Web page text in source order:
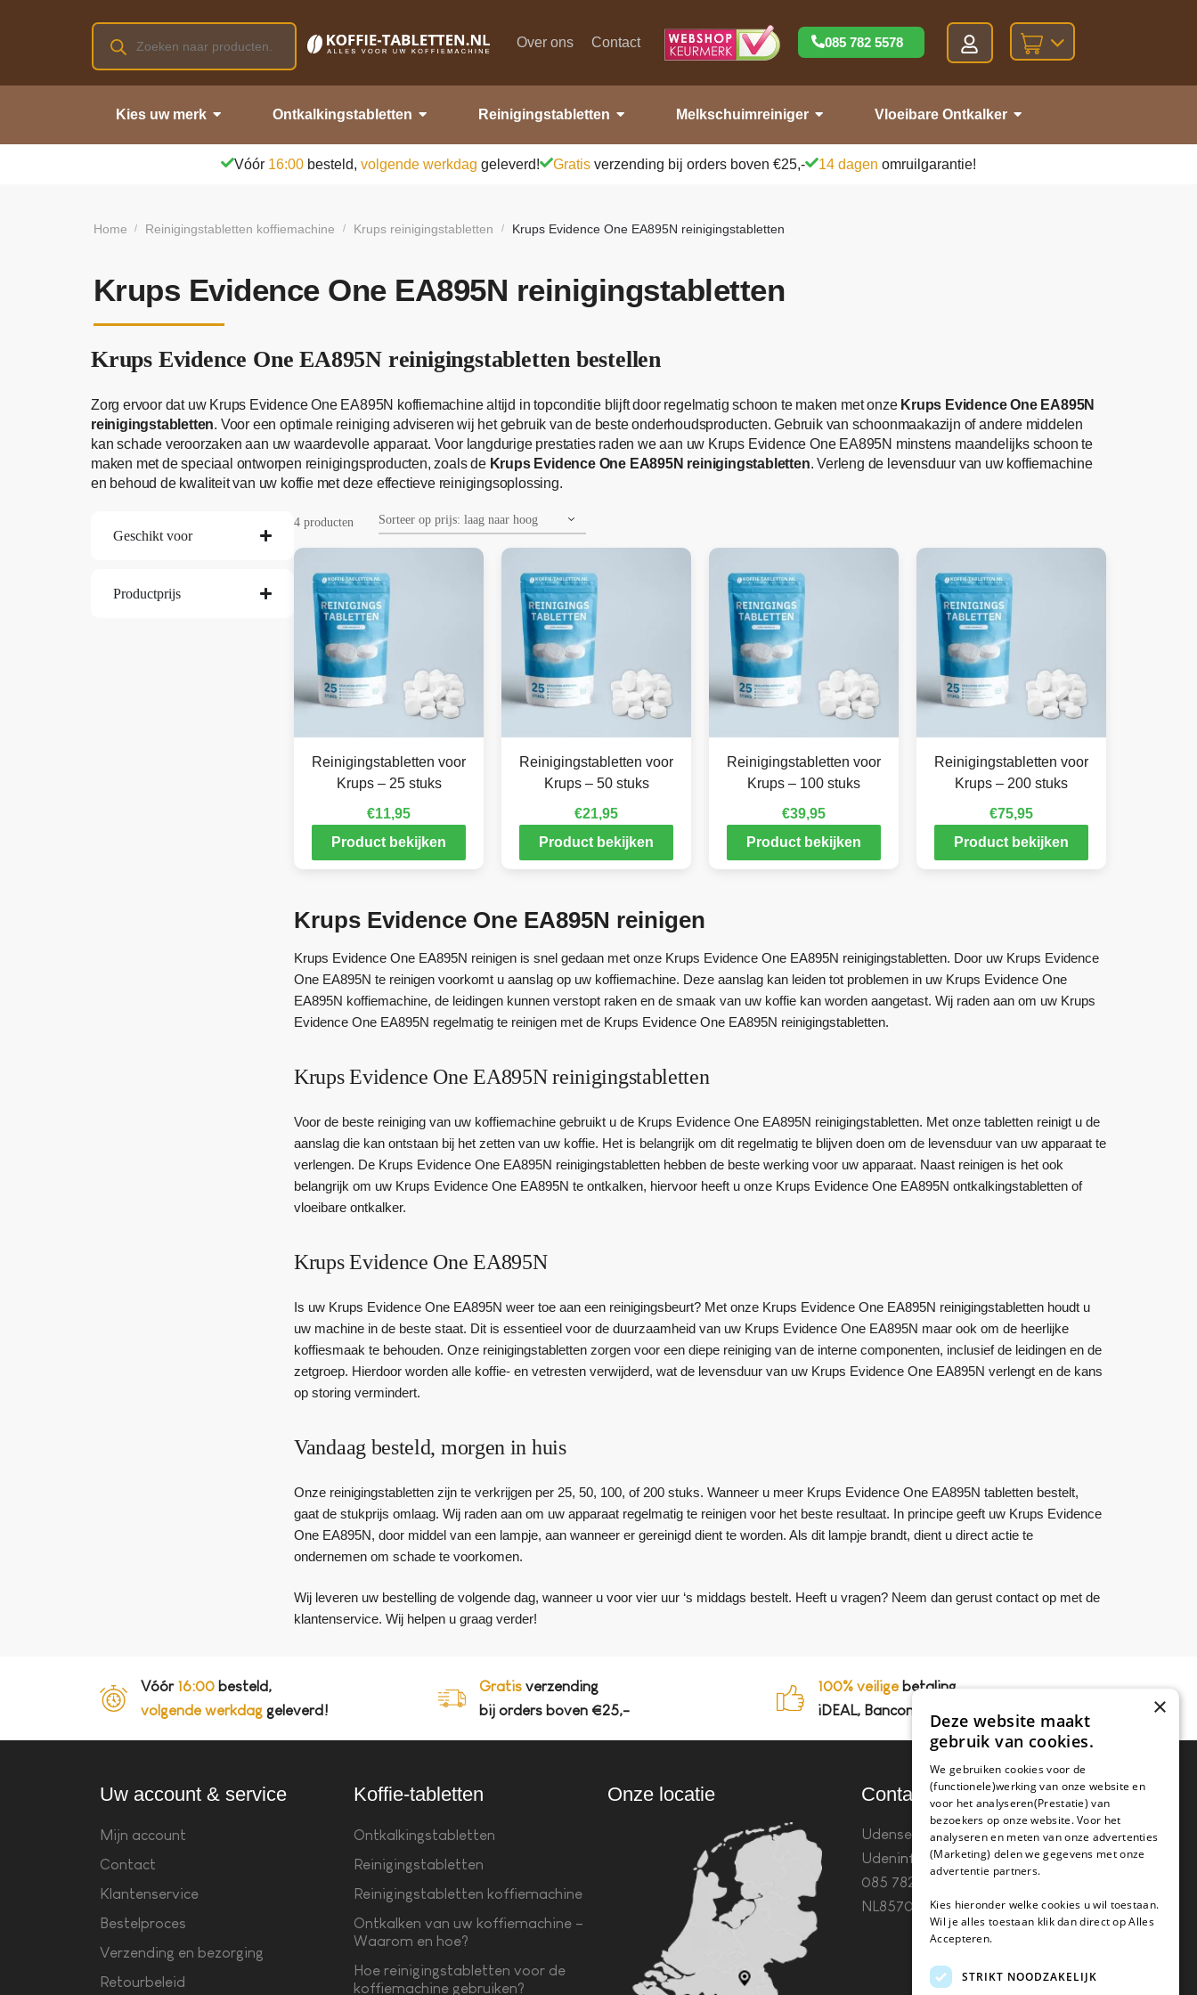
Over ons Contact 085 782 5578
Kies uw merk Ontkalkingstabletten Reinigingstabletten Melkschuimreiniger Vloeibare Ontkalker
Vóór 16:00 besteld, volgende werkdag geleverd! Gratis verzending bij orders boven €25,- 14 dagen omruilgarantie!
Home / Reinigingstabletten koffiemachine / Krups reinigingstabletten / Krups Evidence One EA895N reinigingstabletten
Krups Evidence One EA895N reinigingstabletten
Krups Evidence One EA895N reinigingstabletten bestellen
Zorg ervoor dat uw Krups Evidence One EA895N koffiemachine altijd in topconditie blijft door regelmatig schoon te maken met onze Krups Evidence One EA895N
reinigingstabletten. Voor een optimale reiniging adviseren wij het gebruik van de beste onderhoudsproducten. Gebruik van schoonmaakazijn of andere middelen
kan schade veroorzaken aan uw waardevolle apparaat. Voor langdurige prestaties raden we aan uw Krups Evidence One EA895N minstens maandelijks schoon te
maken met de speciaal ontworpen reinigingsproducten, zoals deKrups Evidence One EA895N reinigingstabletten. Verleng de levensduur van uw koffiemachine
en behoud de kwaliteit van uw koffie met deze effectieve reinigingsoplossing.
Geschikt voor
Productprijs
4 producten
Reinigingstabletten voor
Krups – 25 stuks
€11,95
Product bekijken
Reinigingstabletten voor
Krups – 50 stuks
€21,95
Product bekijken
Reinigingstabletten voor
Krups – 100 stuks
€39,95
Product bekijken
Reinigingstabletten voor
Krups – 200 stuks
€75,95
Product bekijken
Krups Evidence One EA895N reinigen
Krups Evidence One EA895N reinigen is snel gedaan met onze Krups Evidence One EA895N reinigingstabletten. Door uw Krups Evidence
One EA895N te reinigen voorkomt u aanslag op uw koffiemachine. Deze aanslag kan leiden tot problemen in uw Krups Evidence One
EA895N koffiemachine, de leidingen kunnen verstopt raken en de smaak van uw koffie kan worden aangetast. Wij raden aan om uw Krups
Evidence One EA895N regelmatig te reinigen met de Krups Evidence One EA895N reinigingstabletten.
Krups Evidence One EA895N reinigingstabletten
Voor de beste reiniging van uw koffiemachine gebruikt u de Krups Evidence One EA895N reinigingstabletten. Met onze tabletten reinigt u de
aanslag die kan ontstaan bij het zetten van uw koffie. Het is belangrijk om dit regelmatig te blijven doen om de levensduur van uw apparaat te
verlengen. De Krups Evidence One EA895N reinigingstabletten hebben de beste werking voor uw apparaat. Naast reinigen is het ook
belangrijk om uw Krups Evidence One EA895N te ontkalken, hiervoor heeft u onze Krups Evidence One EA895N ontkalkingstabletten of
vloeibare ontkalker.
Krups Evidence One EA895N
Is uw Krups Evidence One EA895N weer toe aan een reinigingsbeurt? Met onze Krups Evidence One EA895N reinigingstabletten houdt u
uw machine in de beste staat. Dit is essentieel voor de duurzaamheid van uw Krups Evidence One EA895N maar ook om de heerlijke
koffiesmaak te behouden. Onze reinigingstabletten zorgen voor een diepe reiniging van de interne componenten, inclusief de leidingen en de
zetgroep. Hierdoor worden alle koffie- en vetresten verwijderd, wat de levensduur van uw Krups Evidence One EA895N verlengt en de kans
op storing vermindert.
Vandaag besteld, morgen in huis
Onze reinigingstabletten zijn te verkrijgen per 25, 50, 100, of 200 stuks. Wanneer u meer Krups Evidence One EA895N tabletten bestelt,
gaat de stukprijs omlaag. Wij raden aan om uw apparaat regelmatig te reinigen voor het beste resultaat. In principe geeft uw Krups Evidence
One EA895N, door middel van een lampje, aan wanneer er gereinigd dient te worden. Als dit lampje brandt, dient u direct actie te
ondernemen om schade te voorkomen.
Wij leveren uw bestelling de volgende dag, wanneer u voor vier uur ‘s middags bestelt. Heeft u vragen? Neem dan gerust contact op met de
klantenservice. Wij helpen u graag verder!
Vóór 16:00 besteld,
volgende werkdag geleverd!
Gratis verzending
bij orders boven €25,-
100% veiligebetaling,
iDEAL, Bancontact en op rekening
Uw account & service
Mijn account
Contact
Klantenservice
Bestelproces
Verzending en bezorging
Retourbeleid
Koffie-tabletten
Ontkalkingstabletten
Reinigingstabletten
Reinigingstabletten koffiemachine
Ontkalken van uw koffiemachine –
Waarom en hoe?
Hoe reinigingstabletten voor de
koffiemachine gebruiken?
Onze locatie Contact
Udenseweg 8B 5405 PA
Udeninfo(@)koffie-tabletten.nlTel.
085 782 5578KvK 67529623 Btw:
NL857053759B01
×
Deze website maakt
gebruik van cookies.
We gebruiken cookies voor de
(functionele)werking van onze website en
voor het analyseren(Prestatie) van
bezoekers op onze website. Voor het
analyseren en meten van onze advertenties
(Marketing) delen we gegevens met onze
advertentie partners.
Kies hieronder welke cookies u wil toestaan.
Wil je alles toestaan klik dan direct op Alles
Accepteren.
STRIKT NOODZAKELIJK